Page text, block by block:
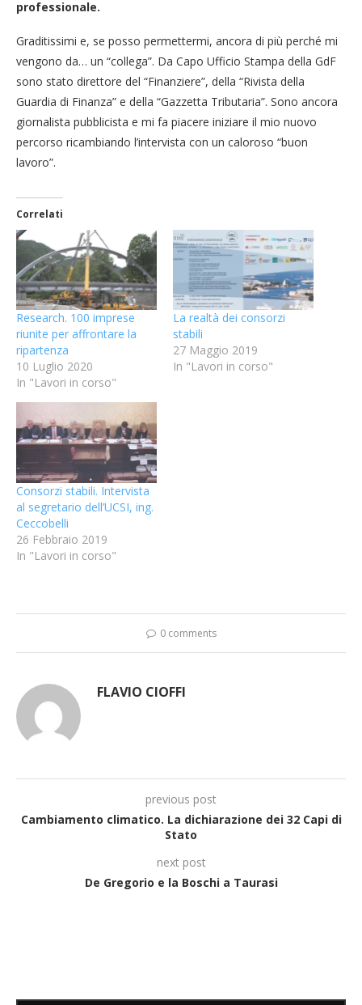
professionale.
Graditissimi e, se posso permettermi, ancora di più perché mi
vengono da… un “collega”. Da Capo Ufficio Stampa della GdF
sono stato direttore del “Finanziere”, della “Rivista della
Guardia di Finanza” e della “Gazzetta Tributaria”. Sono ancora
giornalista pubblicista e mi fa piacere iniziare il mio nuovo
percorso ricambiando l’intervista con un caloroso “buon
lavoro”.
Correlati
Research. 100 imprese
riunite per affrontare la
ripartenza
10 Luglio 2020
In "Lavori in corso"
La realtà dei consorzi
stabili
27 Maggio 2019
In "Lavori in corso"
Consorzi stabili. Intervista
al segretario dell’UCSI, ing.
Ceccobelli
26 Febbraio 2019
In "Lavori in corso"
0 comments
FLAVIO CIOFFI
previous post
Cambiamento climatico. La dichiarazione dei 32 Capi di
Stato
next post
De Gregorio e la Boschi a Taurasi